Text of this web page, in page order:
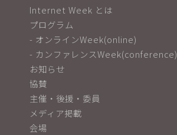
Internet Week とは
プログラム
- オンラインWeek(online)
- カンファレンスWeek(conference)
お知らせ
協賛
主催・後援・委員
メディア掲載
会場